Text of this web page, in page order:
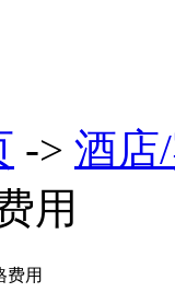
-> 酒店
用
费用